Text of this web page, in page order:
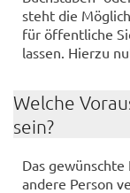
steht die
für öf­fent­li­che
las­sen. Hier­zu
Wel­che
sein?
Das
an­de­re Per­son